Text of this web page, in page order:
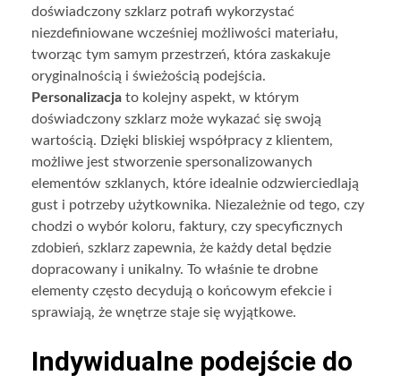
doświadczony szklarz potrafi wykorzystać
niezdefiniowane wcześniej możliwości materiału,
tworząc tym samym przestrzeń, która zaskakuje
oryginalnością i świeżością podejścia.
Personalizacja to kolejny aspekt, w którym
doświadczony szklarz może wykazać się swoją
wartością. Dzięki bliskiej współpracy z klientem,
możliwe jest stworzenie spersonalizowanych
elementów szklanych, które idealnie odzwierciedlają
gust i potrzeby użytkownika. Niezależnie od tego, czy
chodzi o wybór koloru, faktury, czy specyficznych
zdobień, szklarz zapewnia, że każdy detal będzie
dopracowany i unikalny. To właśnie te drobne
elementy często decydują o końcowym efekcie i
sprawiają, że wnętrze staje się wyjątkowe.
Indywidualne podejście do